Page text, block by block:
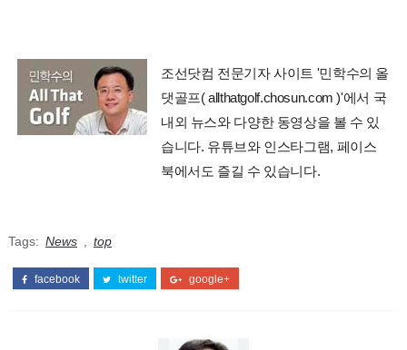
조선닷컴 전문기자 사이트 '민학수의 올
댓골프( allthatgolf.chosun.com )'에서 국
내외 뉴스와 다양한 동영상을 볼 수 있
습니다. 유튜브와 인스타그램, 페이스
북에서도 즐길 수 있습니다.
Tags: News top
facebook twitter google+